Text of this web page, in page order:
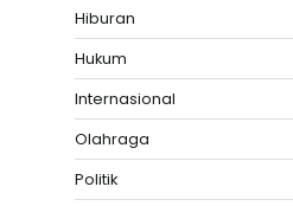
Hiburan
Hukum
Internasional
Olahraga
Politik